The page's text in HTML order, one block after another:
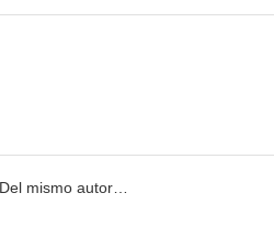
Del mismo autor…